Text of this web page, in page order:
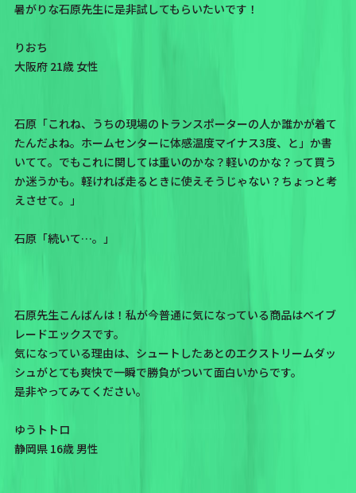
暑がりな石原先生に是非試してもらいたいです！
りおち
大阪府 21歳 女性
石原「これね、うちの現場のトランスポーターの人か誰かが着て
たんだよね。ホームセンターに体感温度マイナス3度、と」か書
いてて。でもこれに関しては重いのかな？軽いのかな？って買う
か迷うかも。軽ければ走るときに使えそうじゃない？ちょっと考
えさせて。」
石原「続いて…。」
石原先生こんばんは！私が今普通に気になっている商品はベイブ
レードエックスです。
気になっている理由は、シュートしたあとのエクストリームダッ
シュがとても爽快で一瞬で勝負がついて面白いからです。
是非やってみてください。
ゆうトトロ
静岡県 16歳 男性